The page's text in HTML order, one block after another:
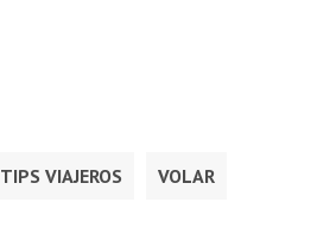
TIPS VIAJEROS VOLAR